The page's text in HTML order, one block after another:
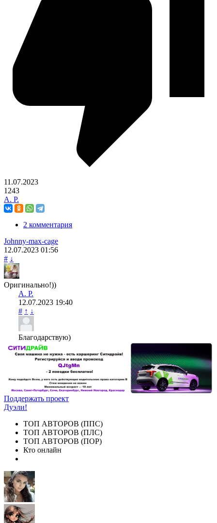
11.07.2023
1243
А. Р.
2 комментария
Johnny-max-cage
12.07.2023 01:56
# ↓
Оригинально!))
А. Р.
12.07.2023 19:40
# ↑ ↓
Благодарствую)
Поддержать проект
Дуэли!
ТОП АВТОРОВ (ППС)
ТОП АВТОРОВ (ПЛС)
ТОП АВТОРОВ (ПОР)
Кто онлайн